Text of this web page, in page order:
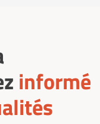
informé